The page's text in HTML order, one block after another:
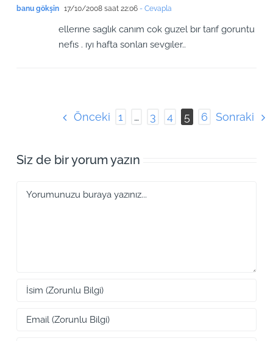
banu gökşin 17/10/2008 saat 22:06- Cevapla
ellerıne saglık canım cok guzel bır tarıf goruntu
nefıs . ıyı hafta sonları sevgıler..
Önceki 1 … 3 4 5 6 Sonraki
Siz de bir yorum yazın